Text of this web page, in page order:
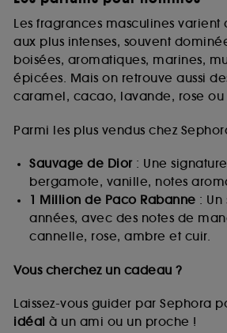
Les fragrances masculines varient
aux plus intenses, souvent
boisées, aromatiques, marines,
épicées. Mais on retrouve aussi
caramel, cacao, lavande, rose ou
Parmi les plus vendus chez
Sauvage de Dior: Une
bergamote, vanille, notes
1 Million de Paco Rabanne :
années, avec des notes de
cannelle, rose, ambre et cuir.
Vous cherchez un cadeau ?
Laissez-vous guider par Sephora
idéal à un ami ou un proche !